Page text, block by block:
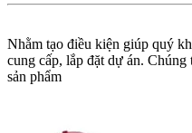
Nhằm tạo điều kiện giúp quý
cung cấp, lắp đặt dự án.
sản phẩm